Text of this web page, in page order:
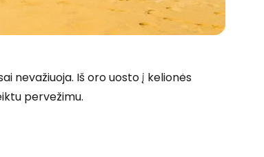
nevažiuoja. Iš oro uosto į kelionės
pervežimu.